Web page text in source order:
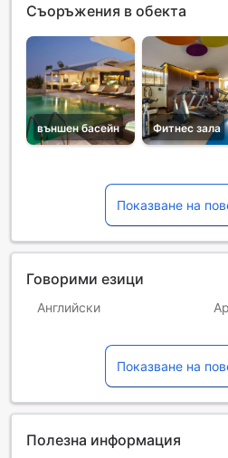
Съоръжения в обекта
външен басейн Фитнес зала
Показване на
Говорими езици
Английски
Филипински
Хинди
Показване на
Полезна информация